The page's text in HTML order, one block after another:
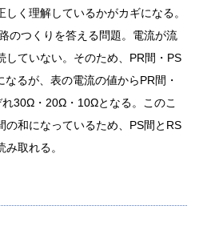
く理解しているかがカギになる。
のつくりを答える問題。電流が流
していない。そのため、PR間・PS
るが、表の電流の値からPR間・
30Ω・20Ω・10Ωとなる。このこ
の和になっているため、PS間とRS
取れる。